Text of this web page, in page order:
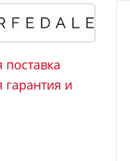
и